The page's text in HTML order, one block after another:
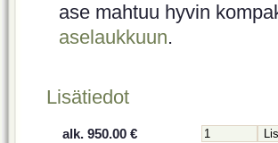
ase mahtuu hyvin
aselaukkuun.
Lisätiedot
alk. 950.00 €